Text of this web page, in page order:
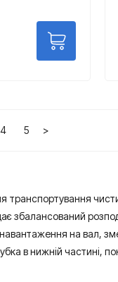
4 5 >
транспортування
збалансований
на вал,
в нижній частині,